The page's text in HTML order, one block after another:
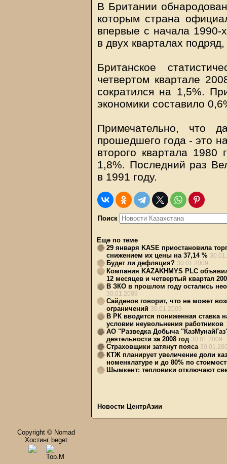
В Британии
которым страна
впервые с начала 1990-
в двух кварталах
Британское
четвертом квартале
сократился на 1,5%.
экономики составило
Примечательно, что
прошедшего года - это
второго квартала 1980
1,8%. Последний раз
в 1991 году.
Поиск
Еще по теме
29 января KASE приостановила
снижением их цены на 37,14 %
Будет ли дефляция? 30.01.2009
Компания KAZAKHMYS PLC
12 месяцев и четвертый квартал
В ЗКО в прошлом году остались
30.01.2009
Сайденов говорит, что не может
ограничений 30.01.2009
В РК вводится пониженная ставка
условии неувольнения работников
АО "Разведка Добыча
деятельности за 2008 год 30.01.2009
Страховщики затянут пояса
КТЖ планирует увеличение доли
номенклатуре и до 80% по
Шымкент: тепловики отключают
Новости ЦентрАзии
Copyright © Nomad
Хостинг beget